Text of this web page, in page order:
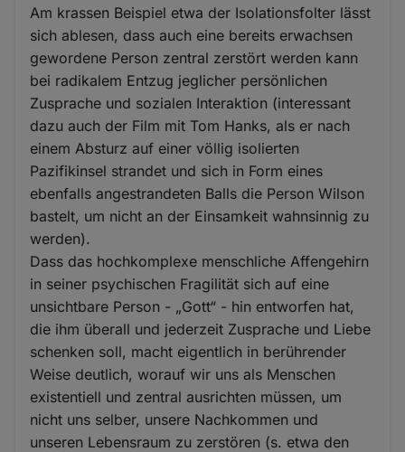
Am krassen Beispiel etwa der Isolationsfolter lässt
sich ablesen, dass auch eine bereits erwachsen
gewordene Person zentral zerstört werden kann
bei radikalem Entzug jeglicher persönlichen
Zusprache und sozialen Interaktion (interessant
dazu auch der Film mit Tom Hanks, als er nach
einem Absturz auf einer völlig isolierten
Pazifikinsel strandet und sich in Form eines
ebenfalls angestrandeten Balls die Person Wilson
bastelt, um nicht an der Einsamkeit wahnsinnig zu
werden).
Dass das hochkomplexe menschliche Affengehirn
in seiner psychischen Fragilität sich auf eine
unsichtbare Person - „Gott“ - hin entworfen hat,
die ihm überall und jederzeit Zusprache und Liebe
schenken soll, macht eigentlich in berührender
Weise deutlich, worauf wir uns als Menschen
existentiell und zentral ausrichten müssen, um
nicht uns selber, unsere Nachkommen und
unseren Lebensraum zu zerstören (s. etwa den